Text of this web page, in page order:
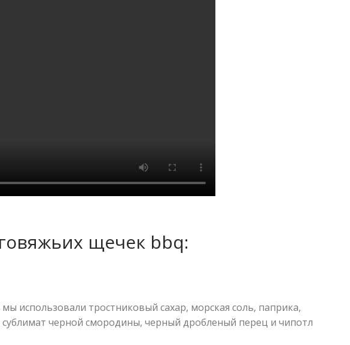
щечек bbq:
использовали тростниковый сахар, морская соль, паприка,
черной смородины, черный дробленый перец и чипотл